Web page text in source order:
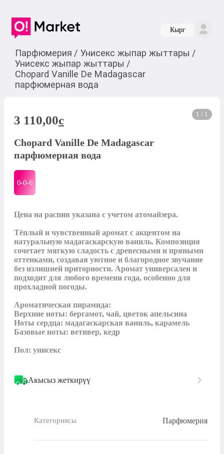
Кырг
Парфюмерия / Унисекс жыпар жыттары /
Унисекс жыпар жыттары /
Chopard Vanille De Madagascar
парфюмерная вода
1 / 1
3 110,00c
Chopard Vanille De Madagascar
парфюмерная вода
0-0-6
Цена на распив указана с учетом атомайзера.
Тёплый и чувственный аромат с акцентом на
натуральную мадагаскарскую ваниль. Композиция
сочетает мягкую сладость с древесными и пряными
оттенками, создавая уютное и благородное звучание
без излишней приторности. Аромат универсален и
подходит для любого времени года, особенно для
прохладной погоды.
Ароматическая пирамида:
Верхние ноты: бергамот, чай, цветок апельсина
Ноты сердца: мадагаскарская ваниль, карамель
Базовые ноты: ветивер, кедр
Пол: унисекс
Акысыз жеткирүү
Категориясы Парфюмерия